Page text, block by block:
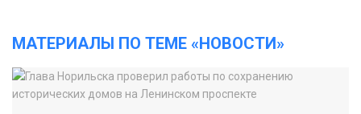
МАТЕРИАЛЫ ПО ТЕМЕ «НОВОСТИ»